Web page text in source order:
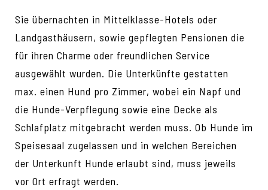
Sie übernachten in Mittelklasse-Hotels oder
Landgasthäusern, sowie gepflegten Pensionen die
für ihren Charme oder freundlichen Service
ausgewählt wurden. Die Unterkünfte gestatten
max. einen Hund pro Zimmer, wobei ein Napf und
die Hunde-Verpflegung sowie eine Decke als
Schlafplatz mitgebracht werden muss. Ob Hunde im
Speisesaal zugelassen und in welchen Bereichen
der Unterkunft Hunde erlaubt sind, muss jeweils
vor Ort erfragt werden.